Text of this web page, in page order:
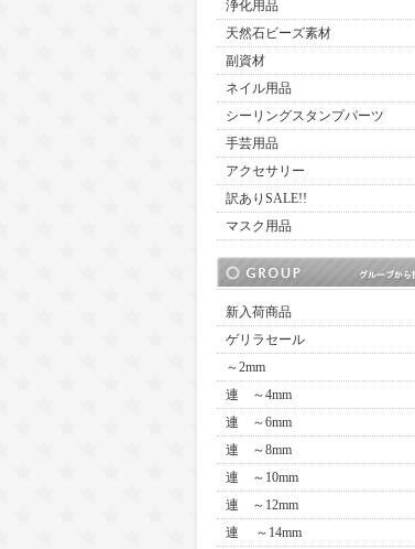
浄化用品
天然石ビーズ素材
副資材
ネイル用品
シーリングスタンプパーツ
手芸用品
アクセサリー
訳ありSALE!!
マスク用品
新入荷商品
ゲリラセール
～2mm
連 ～4mm
連 ～6mm
連 ～8mm
連 ～10mm
連 ～12mm
連 ～14mm